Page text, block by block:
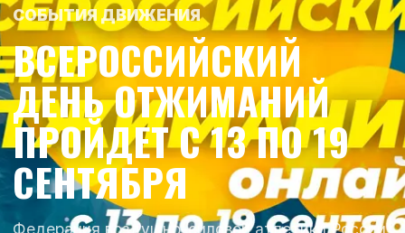
СОБЫТИЯ ДВИЖЕНИЯ
ВСЕРОССИЙСКИЙ
ДЕНЬ ОТЖИМАНИЙ
ПРОЙДЕТ С 13 ПО 19
СЕНТЯБРЯ
Федерация воздушно-силовой атлетики России